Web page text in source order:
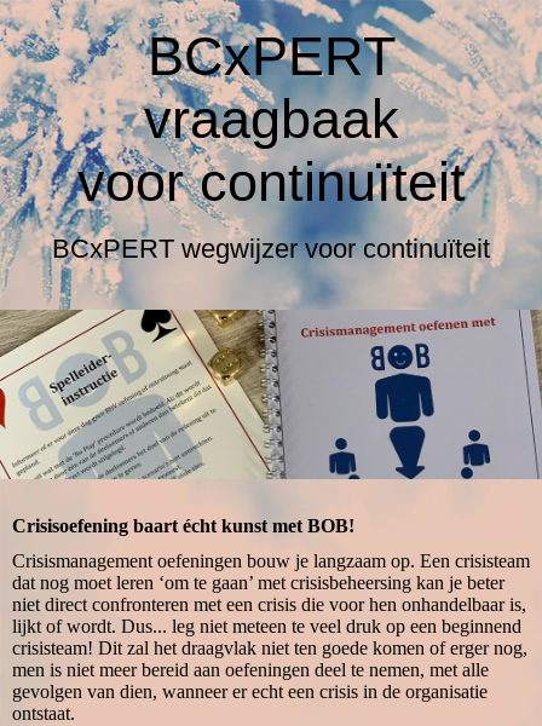
BCxPERT
vraagbaak
voorcontinuïteit
BCxPERT wegwijzer voor continuïteit
Crisisoefening baart écht kunst met BOB!
Crisismanagement oefeningen bouw je langzaam op. Een crisisteam
dat nog moet leren ‘om te gaan’ met crisisbeheersing kan je beter
niet direct confronteren met een crisis die voor hen onhandelbaar is,
lijkt of wordt. Dus... leg niet meteen te veel druk op een beginnend
crisisteam! Dit zal het draagvlak niet ten goede komen of erger nog,
men is niet meer bereid aan oefeningen deel te nemen, met alle
gevolgen van dien, wanneer er echt een crisis in de organisatie
ontstaat.